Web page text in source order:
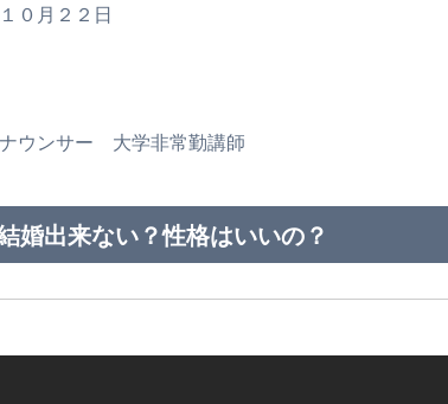
０月２２日
ウンサー 大学非常勤講師
婚出来ない？性格はいいの？